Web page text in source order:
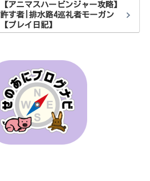
【アニマスハービンジャー攻略】
許す者|排水路4巡礼者モーガン
【プレイ日記】